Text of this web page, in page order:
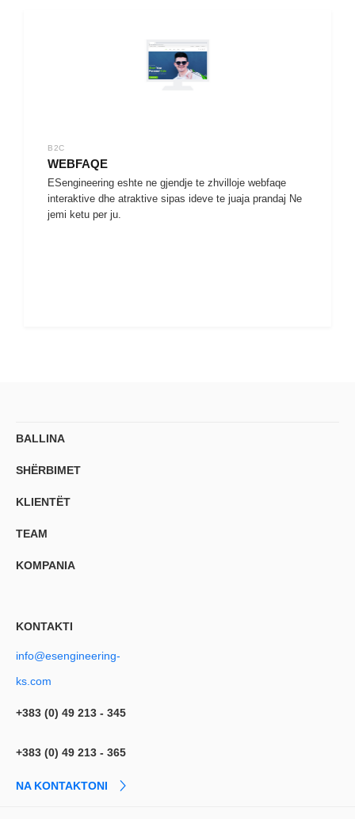
B2C
WEBFAQE
ESengineering eshte ne gjendje te zhvilloje webfaqe
interaktive dhe atraktive sipas ideve te juaja prandaj Ne
jemi ketu per ju.
BALLINA
SHËRBIMET
KLIENTËT
TEAM
KOMPANIA
KONTAKTI
info@esengineering-
ks.com
+383 (0) 49 213 - 345
+383 (0) 49 213 - 365
NA KONTAKTONI